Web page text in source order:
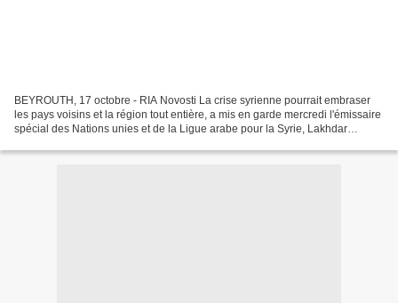
BEYROUTH, 17 octobre - RIA Novosti La crise syrienne pourrait embraser
les pays voisins et la région tout entière, a mis en garde mercredi l'émissaire
spécial des Nations unies et de la Ligue arabe pour la Syrie, Lakhdar